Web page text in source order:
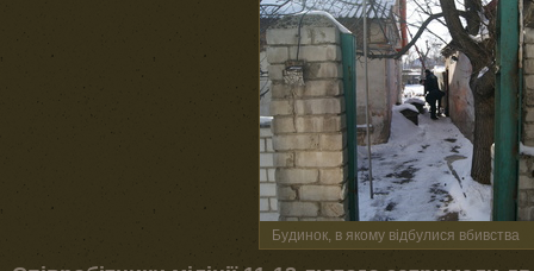
Будинок, в якому відбулися вбивства